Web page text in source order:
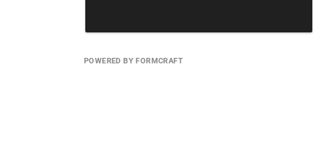
POWERED BY FORMCRAFT